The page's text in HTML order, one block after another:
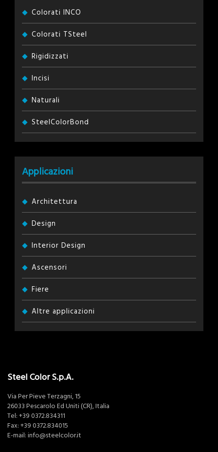
Colorati INCO
Colorati TSteel
Rigidizzati
Incisi
Naturali
SteelColorBond
Applicazioni
Architettura
Design
Interior Design
Ascensori
Fiere
Altre applicazioni
Steel Color S.p.A.
Via Per Pieve Terzagni, 15
26033 Pescarolo Ed Uniti (CR), Italia
Tel: +39 0372.834311
Fax: +39 0372.834015
E-mail: info@steelcolor.it